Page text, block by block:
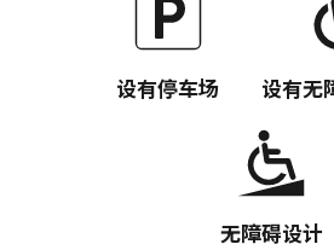
设有停车场 设有无
无障碍设计
复制链接